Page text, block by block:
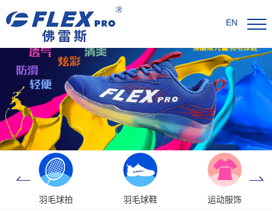
EN
羽毛球拍 羽毛球鞋 运动服饰